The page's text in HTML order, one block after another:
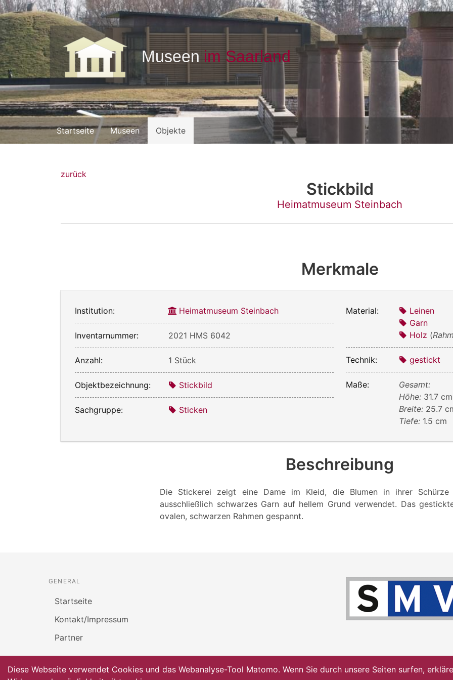
Startseite Museen Objekte
zurück
Stickbild
Heimatmuseum Steinbach
Merkmale
Institution: Heimatmuseum Steinbach
Inventarnummer: 2021 HMS 6042
Anzahl: 1 Stück
Objektbezeichnung: Stickbild
Sachgruppe: Sticken
Material:
Leinen
Garn
Holz (
Technik: gestickt
Maße:
Gesamt:
Höhe: 31.7 cm
Breite: 25.7
Tiefe: 1.5 cm
Beschreibung
Die Stickerei zeigt eine Dame im Kleid, die Blumen in ihrer
ausschließlich schwarzes Garn auf hellem Grund verwendet. Das
ovalen, schwarzen Rahmen gespannt.
GENERAL
Startseite
Kontakt/Impressum
Partner
Diese Webseite verwendet Cookies und das Webanalyse-Tool Matomo. Wenn Sie durch unsere Seiten surfen,